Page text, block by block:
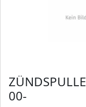
ZÜNDSPULLE AUDI A4 1.8
00-